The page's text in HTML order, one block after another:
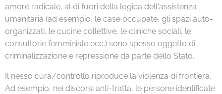
amore radicale, al di fuori della logica dell'assistenza
umanitaria (ad esempio, le case occupate, gli spazi auto-
organizzati, le cucine collettive, le cliniche sociali, le
consultorie femministe ecc.) sono spesso oggetto di
criminalizzazione e repressione da parte dello Stato.
Il nesso cura/controllo riproduce la violenza di frontiera.
Ad esempio, nei discorsi anti-tratta, le persone identificate